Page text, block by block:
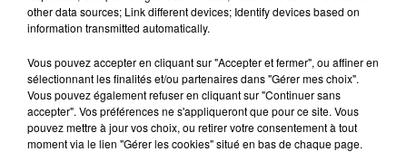
C'est l'un des week-ends les plus chargés de l'été,
LE GRAND FORMAT Voir plus
other data sources; Link different devices; Identify devices based on
information transmitted automatically.
Vous pouvez accepter en cliquant sur "Accepter et fermer", ou affiner en
sélectionnant les finalités et/ou partenaires dans "Gérer mes choix".
Vous pouvez également refuser en cliquant sur "Continuer sans
accepter". Vos préférences ne s'appliqueront que pour ce site. Vous
pouvez mettre à jour vos choix, ou retirer votre consentement à tout
moment via le lien "Gérer les cookies" situé en bas de chaque page.